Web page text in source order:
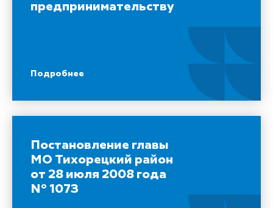
предпринимательству
Подробнее
Постановление главы
МО Тихорецкий район
от 28 июля 2008 года
N° 1073